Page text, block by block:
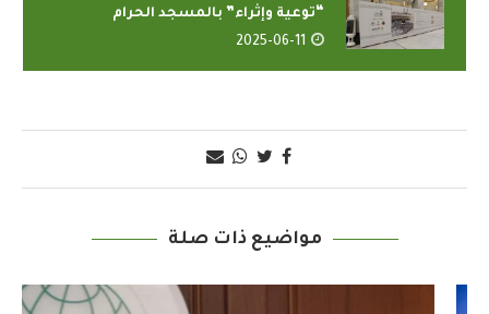
“توعية وإثراء” بالمسجد الحرام
2025-06-11
مواضيع ذات صلة